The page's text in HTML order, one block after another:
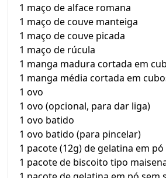
1 maço de alface romana
1 maço de couve manteiga
1 maço de couve picada
1 maço de rúcula
1 manga madura cortada em
1 manga média cortada em
1 ovo
1 ovo (opcional, para dar liga)
1 ovo batido
1 ovo batido (para pincelar)
1 pacote (12g) de gelatina em
1 pacote de biscoito tipo